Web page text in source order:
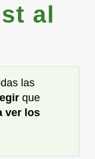
al
las
que
ver los